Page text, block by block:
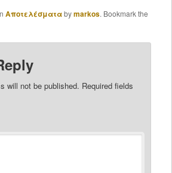
Αποτελέσματαbymarkos. Bookmark the
will not be published. Required fields